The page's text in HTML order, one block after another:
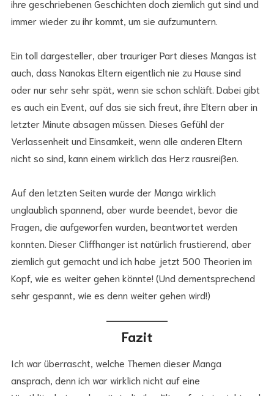
ihre geschriebenen Geschichten doch ziemlich gut sind und
immer wieder zu ihr kommt, um sie aufzumuntern.
Ein toll dargesteller, aber trauriger Part dieses Mangas ist
auch, dass Nanokas Eltern eigentlich nie zu Hause sind
oder nur sehr sehr spät, wenn sie schon schläft. Dabei gibt
es auch ein Event, auf das sie sich freut, ihre Eltern aber in
letzter Minute absagen müssen. Dieses Gefühl der
Verlassenheit und Einsamkeit, wenn alle anderen Eltern
nicht so sind, kann einem wirklich das Herz rausreißen.
Auf den letzten Seiten wurde der Manga wirklich
unglaublich spannend, aber wurde beendet, bevor die
Fragen, die aufgeworfen wurden, beantwortet werden
konnten. Dieser Cliffhanger ist natürlich frustierend, aber
ziemlich gut gemacht und ich habe jetzt 500 Theorien im
Kopf, wie es weiter gehen könnte! (Und dementsprechend
sehr gespannt, wie es denn weiter gehen wird!)
Fazit
Ich war überrascht, welche Themen dieser Manga
ansprach, denn ich war wirklich nicht auf eine